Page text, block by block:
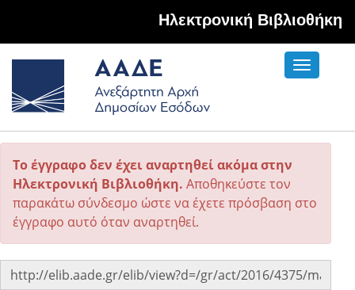
Hλεκτρονική Βιβλιοθήκη
Toggle
Το έγγραφο δεν έχει αναρτηθεί ακόμα στην
Ηλεκτρονική Βιβλιοθήκη. Αποθηκεύστε τον
παρακάτω σύνδεσμο ώστε να έχετε πρόσβαση στο
έγγραφο αυτό όταν αναρτηθεί.